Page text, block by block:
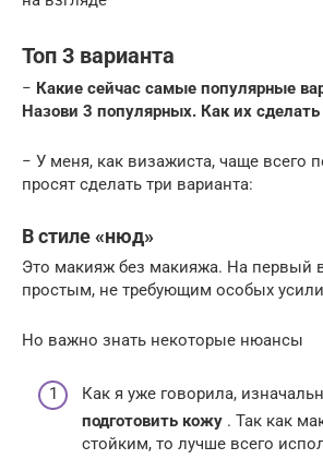
Топ 3 варианта
− Какие сейчас самые популярные
Назови 3 популярных. Как их сделать
− У меня, как визажиста, чаще всего
просят сделать три варианта:
В стиле «нюд»
Это макияж без макияжа. На первый
простым, не требующим особых
Но важно знать некоторые нюансы
Как я уже говорила,
подготовить кожу . Так как
стойким, то лучше всего